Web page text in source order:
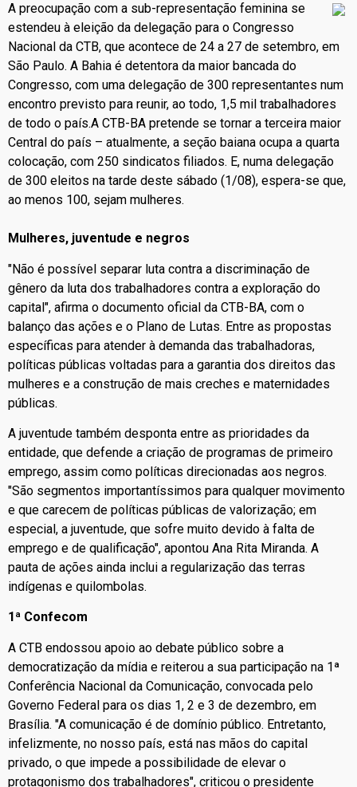
A preocupação com a sub-representação feminina se
estendeu à eleição da delegação para o Congresso
Nacional da CTB, que acontece de 24 a 27 de setembro, em
São Paulo. A Bahia é detentora da maior bancada do
Congresso, com uma delegação de 300 representantes num
encontro previsto para reunir, ao todo, 1,5 mil trabalhadores
de todo o país.A CTB-BA pretende se tornar a terceira maior
Central do país – atualmente, a seção baiana ocupa a quarta
colocação, com 250 sindicatos filiados. E, numa delegação
de 300 eleitos na tarde deste sábado (1/08), espera-se que,
ao menos 100, sejam mulheres.
Mulheres, juventude e negros
"Não é possível separar luta contra a discriminação de
gênero da luta dos trabalhadores contra a exploração do
capital", afirma o documento oficial da CTB-BA, com o
balanço das ações e o Plano de Lutas. Entre as propostas
específicas para atender à demanda das trabalhadoras,
políticas públicas voltadas para a garantia dos direitos das
mulheres e a construção de mais creches e maternidades
públicas.
A juventude também desponta entre as prioridades da
entidade, que defende a criação de programas de primeiro
emprego, assim como políticas direcionadas aos negros.
"São segmentos importantíssimos para qualquer movimento
e que carecem de políticas públicas de valorização; em
especial, a juventude, que sofre muito devido à falta de
emprego e de qualificação", apontou Ana Rita Miranda. A
pauta de ações ainda inclui a regularização das terras
indígenas e quilombolas.
1ª Confecom
A CTB endossou apoio ao debate público sobre a
democratização da mídia e reiterou a sua participação na 1ª
Conferência Nacional da Comunicação, convocada pelo
Governo Federal para os dias 1, 2 e 3 de dezembro, em
Brasília. "A comunicação é de domínio público. Entretanto,
infelizmente, no nosso país, está nas mãos do capital
privado, o que impede a possibilidade de elevar o
protagonismo dos trabalhadores", criticou o presidente